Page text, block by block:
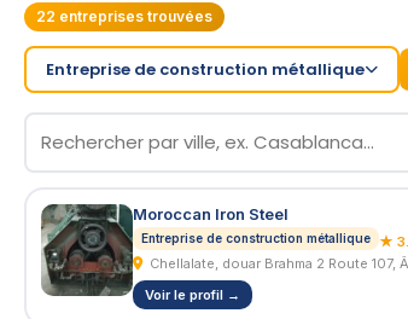
22 entreprises trouvées
Entreprise de construction métallique
Moroccan Iron Steel
Entreprise de construction métallique ★
Chellalate, douar Brahma 2 Route 107,
Voir le profil →